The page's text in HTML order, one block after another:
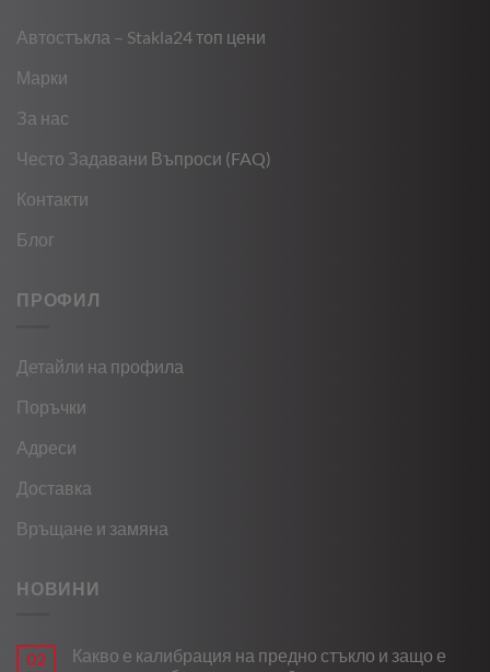
Автостъкла – Stakla24 топ цени
Марки
За нас
Често Задавани Въпроси (FAQ)
Контакти
Блог
ПРОФИЛ
Детайли на профила
Поръчки
Адреси
Доставка
Връщане и замяна
НОВИНИ
02
Какво е калибрация на предно стъкло и защо е